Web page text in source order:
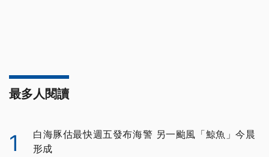
最多人閱讀
1
白海豚估最快週五發布海警 另一颱風「鯨魚」今晨
形成